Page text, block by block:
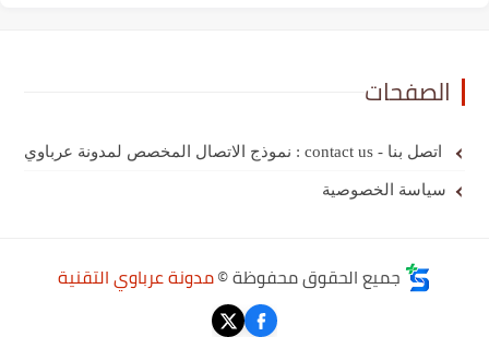
الصفحات
اتصل بنا - contact us : نموذج الاتصال المخصص لمدونة عرباوي
سياسة الخصوصية
جميع الحقوق محفوظة ©مدونة عرباوي التقنية